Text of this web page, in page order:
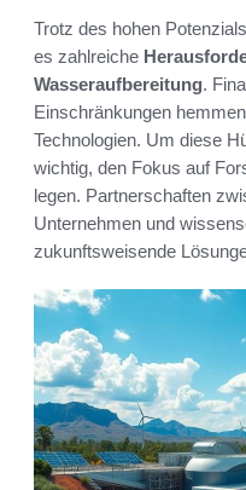
Trotz des hohen
es zahlreiche
Wasseraufbereitung.
Einschränkungen
Technologien. Um diese
wichtig, den Fokus auf
legen. Partnerschaften
Unternehmen und
zukunftsweisende